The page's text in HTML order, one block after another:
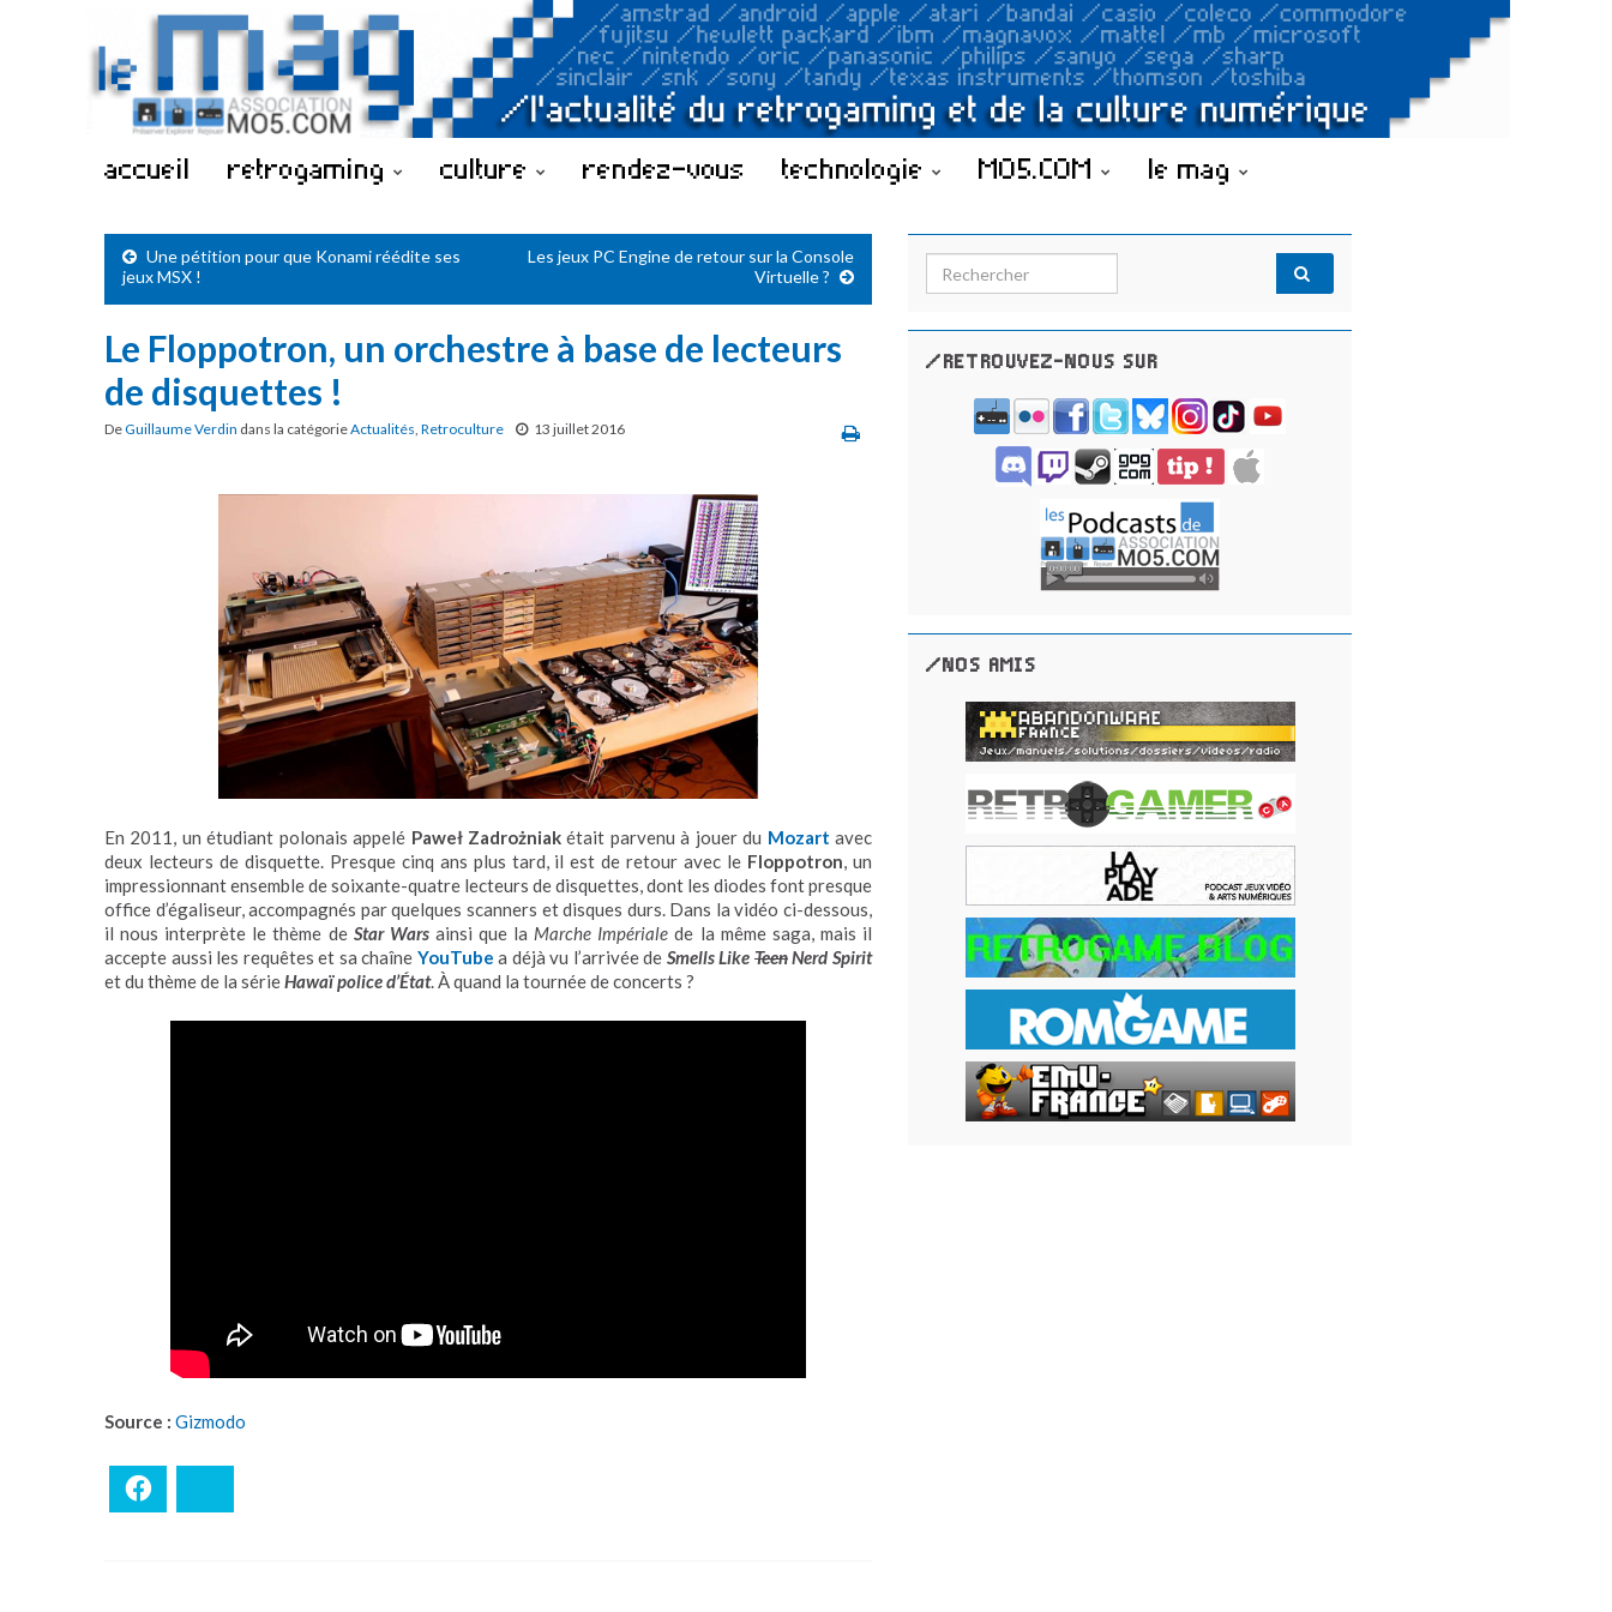
accueil retrogaming culture rendez-vous technologie MO5.COM le mag
Une pétition pour que Konami réédite ses
jeux MSX !
Les jeux PC Engine de retour sur la Console
Virtuelle ?
Le Floppotron, un orchestre à base de lecteurs
de disquettes !
DeGuillaume Verdin dans la catégorieActualités, Retroculture 13 juillet 2016
En 2011, un étudiant polonais appelé Paweł Zadrożniak était parvenu à jouer du Mozart avec
deux lecteurs de disquette. Presque cinq ans plus tard, il est de retour avec le Floppotron, un
impressionnant ensemble de soixante-quatre lecteurs de disquettes, dont les diodes font presque
office d’égaliseur, accompagnés par quelques scanners et disques durs. Dans la vidéo ci-dessous,
il nous interprète le thème de Star Warsainsi que la Marche Impériale de la même saga, mais il
accepte aussi les requêtes et sa chaîne YouTube a déjà vu l’arrivée de Smells Like TeenNerd Spirit
et du thème de la sérieHawaï police d’État. À quand la tournée de concerts ?
Source : Gizmodo
Search for:
/RETROUVEZ-NOUS SUR
/NOS AMIS